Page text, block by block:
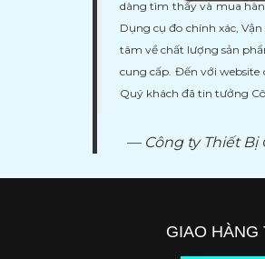
dàng tìm thấy và mua
Dụng cụ đo chính xác,
tâm về chất lượng sản
cung cấp. Đến với
Quý khách đã tin tưởng
Công ty Thiết Bị
GIAO HÀNG